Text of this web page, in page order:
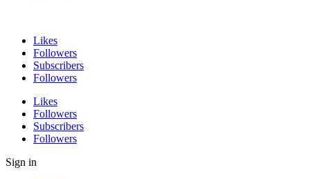
Likes
Followers
Subscribers
Followers
Likes
Followers
Subscribers
Followers
Sign in